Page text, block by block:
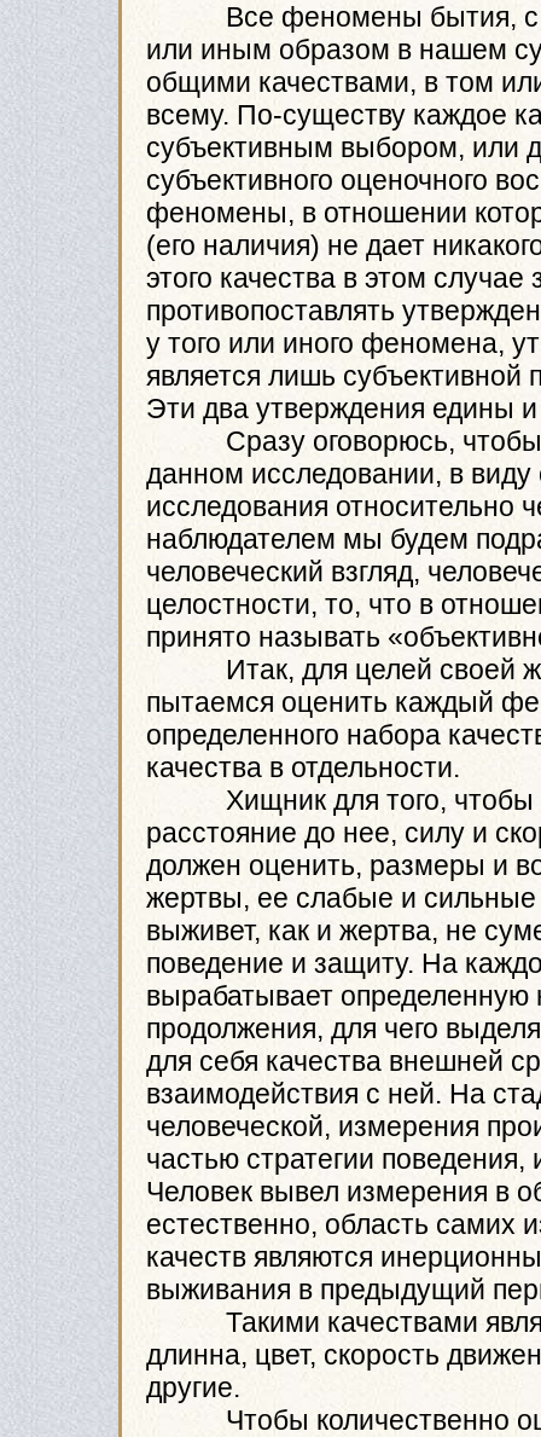
Все феномены бытия, с
или иным образом в нашем
общими качествами, в том
всему. По-существу каждое
субъективным выбором, или
субъективного оценочного
феномены, в отношении
(его наличия) не дает
этого качества в этом
противопоставлять
у того или иного феномена,
является лишь субъективной
Эти два утверждения едины
Сразу оговорюсь, чтобы
данном исследовании, в
исследования относительно
наблюдателем мы будем
человеческий взгляд,
целостности, то, что в
принято называть
Итак, для целей своей
пытаемся оценить каждый
определенного набора
качества в отдельности.
Хищник для того, чтобы
расстояние до нее, силу и
должен оценить, размеры и
жертвы, ее слабые и
выживет, как и жертва, не
поведение и защиту. На
вырабатывает определенную
продолжения, для чего
для себя качества внешней
взаимодействия с ней. На
человеческой, измерения
частью стратегии поведения,
Человек вывел измерения в
естественно, область
качеств являются
выживания в предыдущий
Такими качествами
длинна, цвет, скорость
другие.
Чтобы количественно